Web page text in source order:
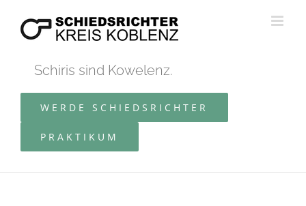
Inhalt
Schiris sind Kowelenz.
WERDE SCHIEDSRICHTER
PRAKTIKUM